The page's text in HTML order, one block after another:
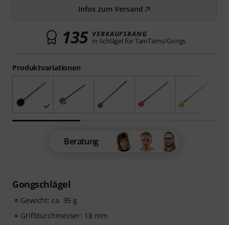
Gongschlägel
Gewicht: ca. 95 g
Griffdurchmesser: 18 mm
Produktvariationen
Infos zum Versand
135 VERKAUFSRANG
in Schlägel für TamTams/Gongs
Beratung